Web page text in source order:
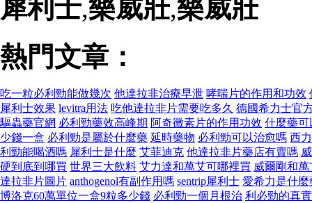
犀利士,樂威壯,樂威壯
熱門文章：
吃一粒必利勁能做幾次 他達拉非治療早泄 哮喘片的作用和功效
犀利士效果 levitra用法 吃他達拉非片需要吃多久 德國希力士官
驅蟲藥官網 必利勁藥效高峰期 阿奇黴素片的作用功效 什麼藥可
少錢一盒 必利勁是屬於什麼藥 延時藥物 必利勁可以治愈嗎 西
利勁能喝酒嗎 犀利士是什麼 艾菲迪克 他達拉非片藥店有賣嗎
硬到底到哪買 世界三大飲料 艾力達和萬艾可哪裡買 威爾剛和
達拉非片圖片 anthogenol有副作用嗎 sentrip犀利士 愛希力是什麼
博洛克60萬單位一盒9粒多少錢 必利勁一個月根治 利必勁的真